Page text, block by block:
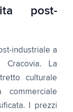
post-
industriale a
La
culturale
I prezzi